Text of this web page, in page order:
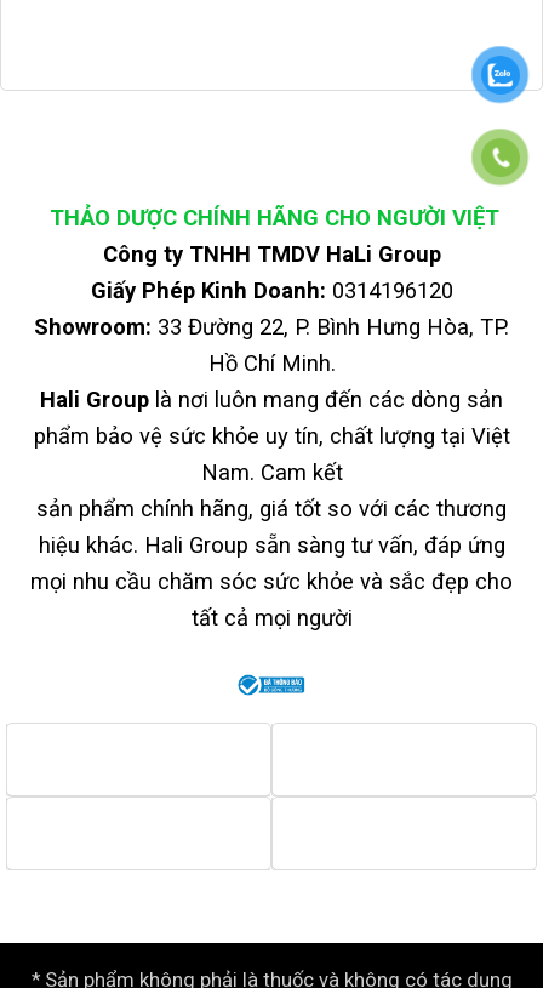
THẢO DƯỢC CHÍNH HÃNG CHO NGƯỜI VIỆT
Công ty TNHH TMDV HaLi Group
Giấy Phép Kinh Doanh: 0314196120
Showroom: 33 Đường 22, P. Bình Hưng Hòa, TP.
Hồ Chí Minh.
Hali Group là nơi luôn mang đến các dòng sản
phẩm bảo vệ sức khỏe uy tín, chất lượng tại Việt
Nam. Cam kết
sản phẩm chính hãng, giá tốt so với các thương
hiệu khác. Hali Group sẵn sàng tư vấn, đáp ứng
mọi nhu cầu chăm sóc sức khỏe và sắc đẹp cho
tất cả mọi người
* Sản phẩm không phải là thuốc và không có tác dụng